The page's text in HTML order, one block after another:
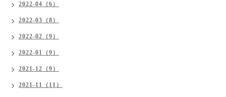
2022-04（6）
2022-03（8）
2022-02（9）
2022-01（9）
2021-12（9）
2021-11（11）